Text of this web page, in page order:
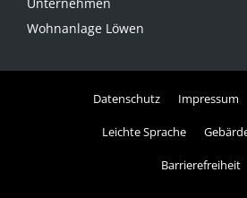
Wohnanlage Löwen
Datenschutz Impressum
Leichte Sprache
Barrierefreiheit